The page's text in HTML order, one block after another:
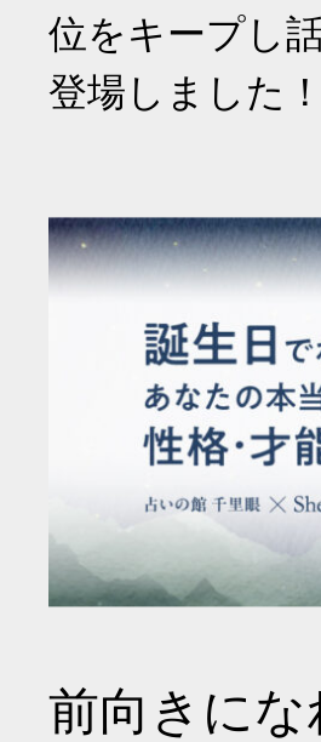
位をキープし
登場しました
前向きに